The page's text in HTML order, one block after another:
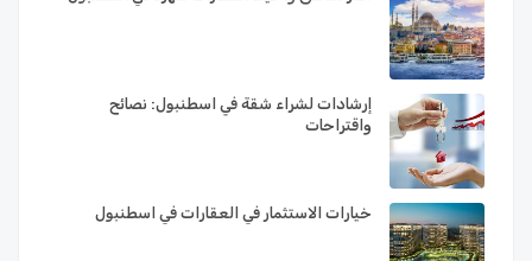
إرشادات لشراء شقة في اسطنبول: نصائح
واقتراحات
خيارات الاستثمار في العقارات في اسطنبول